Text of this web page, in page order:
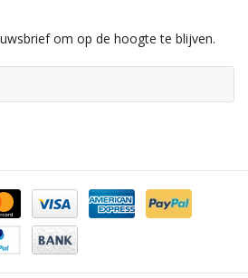
om op de hoogte te blijven.